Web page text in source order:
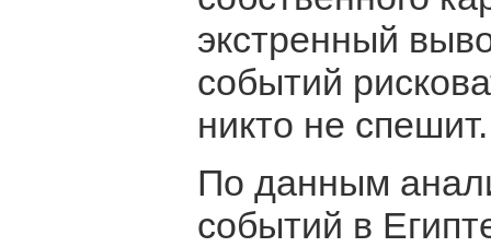
экстренный
событий
никто не спешит.
По данным
событий в